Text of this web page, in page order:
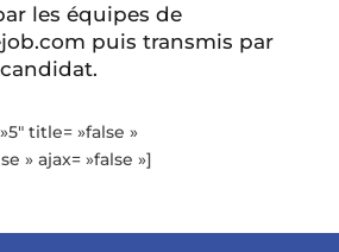
les équipes de
puis transmis par
title= »false »
» ajax= »false »]